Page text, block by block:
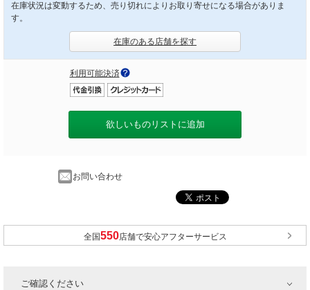
在庫状況は変動するため、売り切れによりお取り寄せになる場合がありま
す。
在庫のある店舗を探す
利用可能決済
欲しいものリストに追加
お問い合わせ
全国 店舗で安心アフターサービス
ご確認ください